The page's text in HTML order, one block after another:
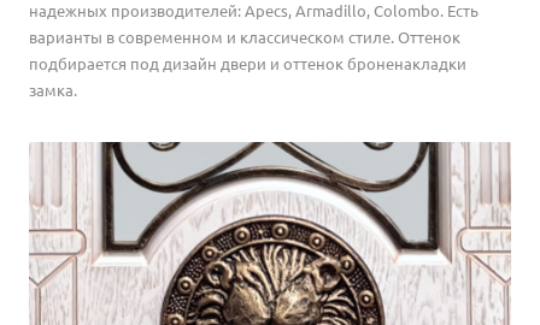
надежных производителей: Apecs, Armadillo, Colombo. Есть
варианты в современном и классическом стиле. Оттенок
подбирается под дизайн двери и оттенок броненакладки
замка.